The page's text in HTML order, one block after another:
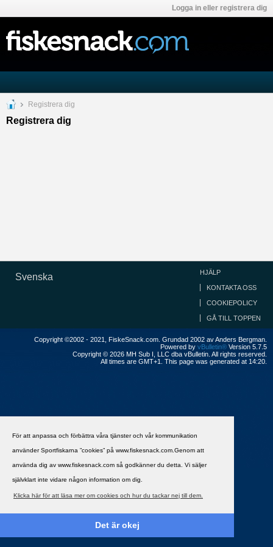
För att anpassa och förbättra våra tjänster och vår kommunikation
använder Sportfiskarna ”cookies” på www.fiskesnack.com.Genom att
använda dig av www.fiskesnack.com så godkänner du detta. Vi säljer
självklart inte vidare någon information om dig.
Klicka här för att läsa mer om cookies och hur du tackar nej till dem.
Det är okej
Logga in eller registrera dig
Registrera dig
Registrera dig
Svenska HJÄLP
KONTAKTA OSS
COOKIEPOLICY
GÅ TILL TOPPEN
Copyright ©2002 - 2021, FiskeSnack.com. Grundad 2002 av Anders Bergman.
Powered by vBulletin® Version 5.7.5
Copyright © 2026 MH Sub I, LLC dba vBulletin. All rights reserved.
All times are GMT+1. This page was generated at 14:20.